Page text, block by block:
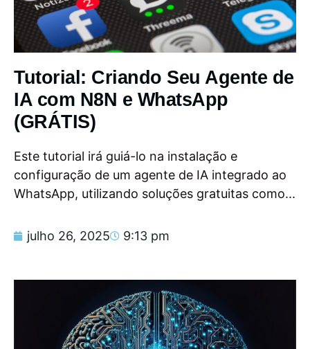
Tutorial: Criando Seu Agente de
IA com N8N e WhatsApp
(GRÁTIS)
Este tutorial irá guiá-lo na instalação e
configuração de um agente de IA integrado ao
WhatsApp, utilizando soluções gratuitas como...
julho 26, 2025 9:13 pm